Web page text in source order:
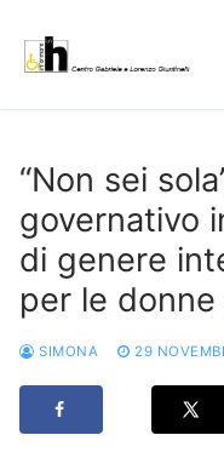
contenuto
“Non sei
governativo
di genere
per le
SIMONA 29